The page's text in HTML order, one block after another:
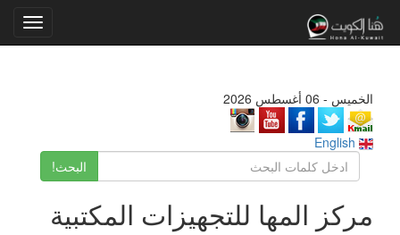
الخميس - 06 أغسطس 2026
البحث!
مركز المها للتجهيزات المكتبية